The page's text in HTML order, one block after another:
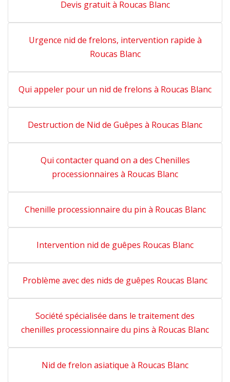
Devis gratuit à Roucas Blanc
Urgence nid de frelons, intervention rapide à
Roucas Blanc
Qui appeler pour un nid de frelons à Roucas Blanc
Destruction de Nid de Guêpes à Roucas Blanc
Qui contacter quand on a des Chenilles
processionnaires à Roucas Blanc
Chenille processionnaire du pin à Roucas Blanc
Intervention nid de guêpes Roucas Blanc
Problème avec des nids de guêpes Roucas Blanc
Société spécialisée dans le traitement des
chenilles processionnaire du pins à Roucas Blanc
Nid de frelon asiatique à Roucas Blanc